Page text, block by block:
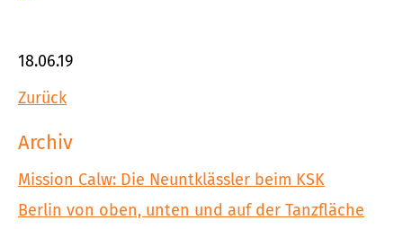
18.06.19
Zurück
Archiv
Mission Calw: Die Neuntklässler beim KSK
Berlin von oben, unten und auf der Tanzfläche